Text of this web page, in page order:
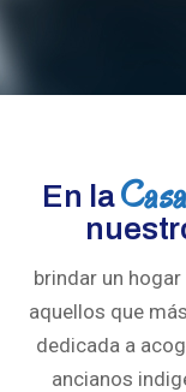
En la
brindar un
aquellos que
dedicada a
ancianos